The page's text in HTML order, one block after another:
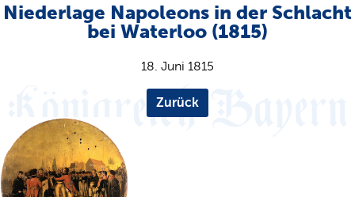
Niederlage Napoleons in der Schlacht
bei Waterloo (1815)
18. Juni 1815
Zurück